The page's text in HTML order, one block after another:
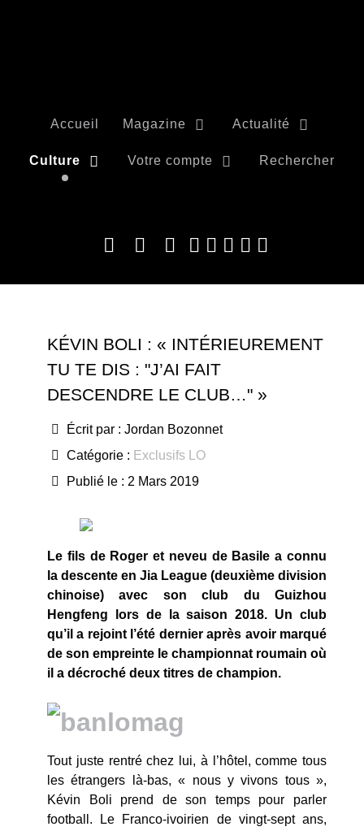
Accueil Magazine Actualité
Culture Votre compte Rechercher
KÉVIN BOLI : « INTÉRIEUREMENT
TU TE DIS : "J’AI FAIT
DESCENDRE LE CLUB…" »
Écrit par : Jordan Bozonnet
Catégorie : Exclusifs LO
Publié le : 2 Mars 2019
Le fils de Roger et neveu de Basile a connu
la descente en Jia League (deuxième division
chinoise) avec son club du Guizhou
Hengfeng lors de la saison 2018. Un club
qu’il a rejoint l’été dernier après avoir marqué
de son empreinte le championnat roumain où
il a décroché deux titres de champion.
Tout juste rentré chez lui, à l’hôtel, comme tous
les étrangers là-bas, « nous y vivons tous »,
Kévin Boli prend de son temps pour parler
football. Le Franco-ivoirien de vingt-sept ans,